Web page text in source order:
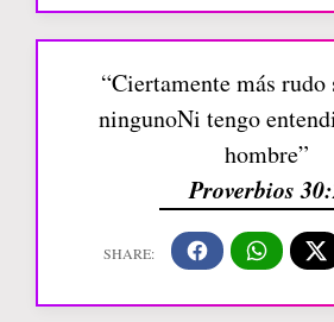
“Ciertamente más rudo
ningunoNi tengo
hombre”
Proverbios